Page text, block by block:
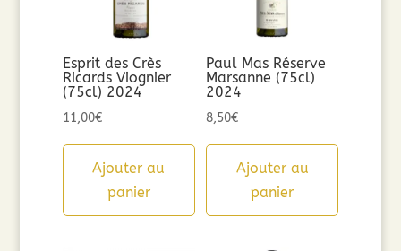
Esprit des Crès
Ricards Viognier
(75cl) 2024
11,00€
Ajouter au
panier
Paul Mas Réserve
Marsanne (75cl)
2024
8,50€
Ajouter au
panier